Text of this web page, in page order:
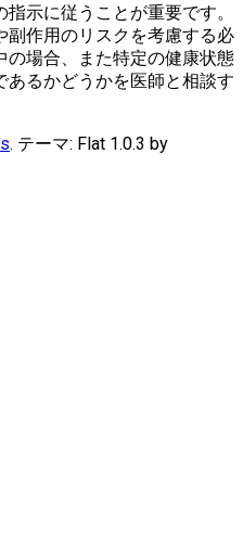
示に従うことが重要です。
副作用のリスクを考慮する必
の場合、また特定の健康状態
るかどうかを医師と相談す
. テーマ: Flat 1.0.3 by